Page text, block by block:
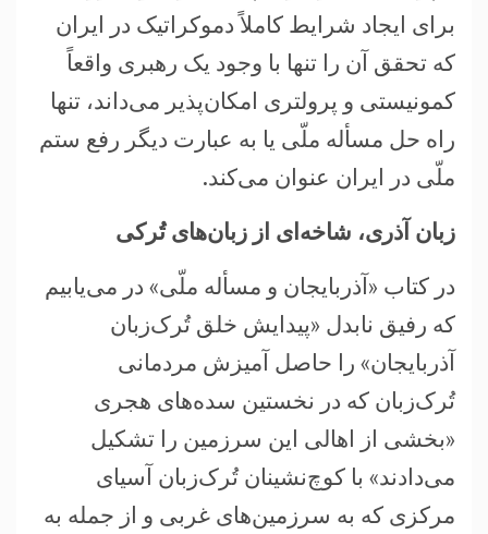
برای ایجاد شرایط کاملاً دموکراتیک در ایران
که تحقق آن را تنها با وجود یک رهبری واقعاً
کمونیستی و پرولتری امکان‌پذیر می‌داند، تنها
راه حل مسأله ملّی یا به عبارت دیگر رفع ستم
ملّی در ایران عنوان می‌کند.
زبان آذری، شاخه‌ای از زبان‌های تُرکی
در کتاب «آذربایجان و مسأله ملّی» در می‌یابیم
که رفیق نابدل «پیدایش خلق تُرک‌زبان
آذربایجان» را حاصل آمیزش مردمانی
تُرک‌زبان که در نخستین سده‌های هجری
«بخشی از اهالی این سرزمین را تشکیل
می‌دادند» با کوچ‌نشینان تُرک‌زبان آسیای
مرکزی که به سرزمین‌های غربی و از جمله به